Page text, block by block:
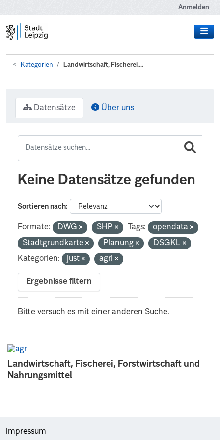
Anmelden
Kategorien Landwirtschaft, Fischerei,...
Landwirtschaft, Fischerei, Forstwirtschaft und
Nahrungsmittel
Datensätze Über uns
Keine Datensätze gefunden
Sortieren nach
Formate: DWG SHP Tags:
opendata
Stadtgrundkarte
Planung
DSGKL
Kategorien:
just agri
Ergebnisse filtern
Bitte versuch es mit einer anderen Suche.
Impressum